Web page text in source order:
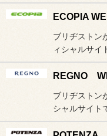
ECOPIA
ブリヂストン
ィシャルサイ
REGNO
ブリヂストン
シャルサイト